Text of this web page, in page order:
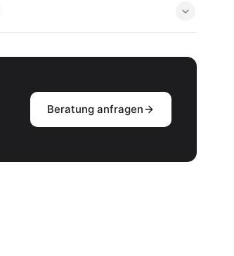
Beratung anfragen